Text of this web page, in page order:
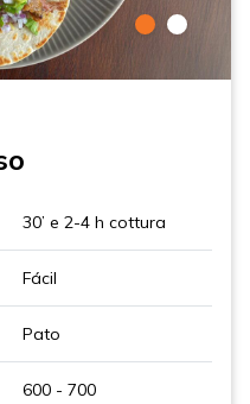
30’ e 2-4 h cottura
Fácil
Pato
600 - 700